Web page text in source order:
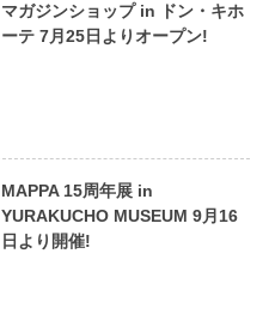
マガジンショップ in ドン・キホ
ーテ 7月25日よりオープン!
MAPPA 15周年展 in
YURAKUCHO MUSEUM 9月16
日より開催!